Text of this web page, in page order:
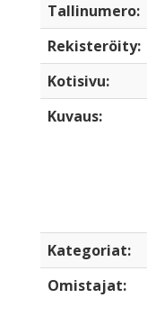
Tallinumero:
Rekisteröity:
Kotisivu:
Kuvaus:
Kategoriat:
Omistajat: